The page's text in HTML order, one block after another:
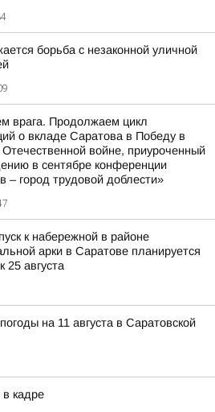
борьба с незаконной уличной
врага. Продолжаем цикл
о вкладе Саратова в Победу в
войне, приуроченный
в сентябре конференции
– город трудовой доблести»
к набережной в районе
арки в Саратове планируется
25 августа
на 11 августа в Саратовской
кадре